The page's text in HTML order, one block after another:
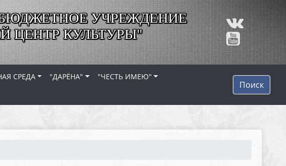
УЧРЕЖДЕНИЕ
ЦЕНТР КУЛЬТУРЫ"
СРЕДА "ДАРЁНА"
"ЧЕСТЬ ИМЕЮ"
Поиск